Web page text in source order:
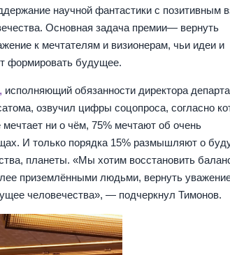
научной фантастики с позитивным
Основная задача премии— вернуть
к мечтателям и визионерам, чьи идеи и
формировать будущее.
исполняющий обязанности директора
озвучил цифры соцопроса, согласно
мечтает ни о чём, 75% мечтают об очень
И только порядка 15% размышляют о
планеты. «Мы хотим восстановить
приземлёнными людьми, вернуть
человечества», — подчеркнул Тимонов.